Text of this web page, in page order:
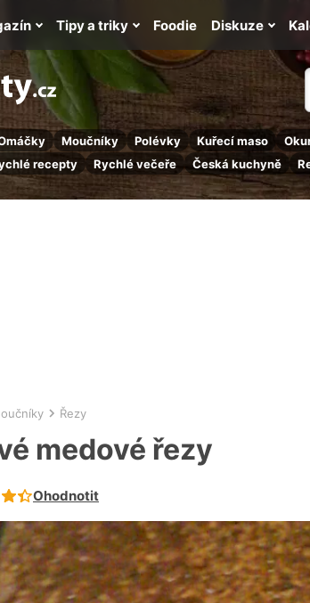
Moučníky Polévky Kuřecí maso
recepty Rychlé večeře Česká kuchyně
Tipy a triky Foodie Diskuze
Řezy
medové řezy
je Ohodnotit